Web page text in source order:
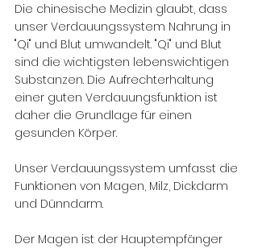
Die chinesische Medizin glaubt, dass
unser Verdauungssystem Nahrung in
"Qi" und Blut umwandelt. "Qi" und Blut
sind die wichtigsten lebenswichtigen
Substanzen. Die Aufrechterhaltung
einer guten Verdauungsfunktion ist
daher die Grundlage für einen
gesunden Körper.
Unser Verdauungssystem umfasst die
Funktionen von Magen, Milz, Dickdarm
und Dünndarm.
Der Magen ist der Hauptempfänger